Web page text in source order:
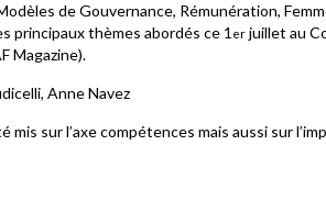
de Gouvernance, Rémunération,
principaux thèmes abordés ce 1 er juillet au
Magazine).
Anne Navez
sur l’axe compétences mais aussi sur